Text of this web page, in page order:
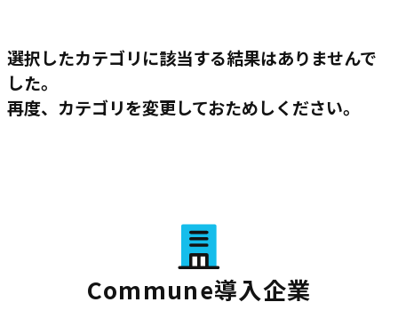
選択したカテゴリに該当する結果はありませんで
した。
再度、カテゴリを変更しておためしください。
Commune導入企業